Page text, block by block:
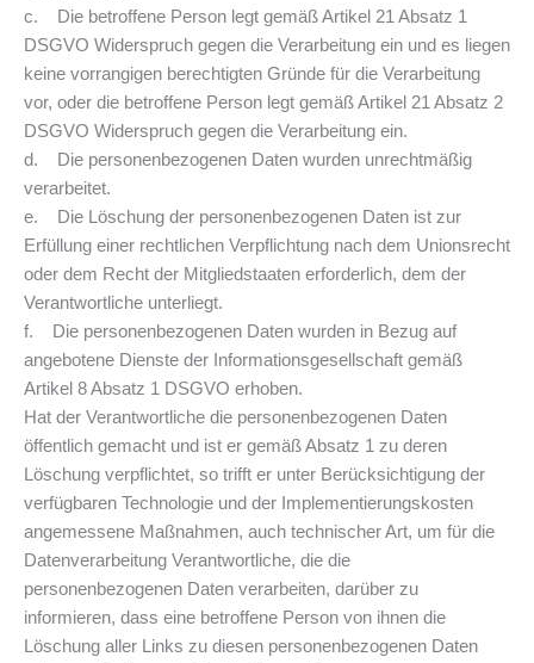
c. Die betroffene Person legt gemäß Artikel 21 Absatz 1
DSGVO Widerspruch gegen die Verarbeitung ein und es liegen
keine vorrangigen berechtigten Gründe für die Verarbeitung
vor, oder die betroffene Person legt gemäß Artikel 21 Absatz 2
DSGVO Widerspruch gegen die Verarbeitung ein.
d. Die personenbezogenen Daten wurden unrechtmäßig
verarbeitet.
e. Die Löschung der personenbezogenen Daten ist zur
Erfüllung einer rechtlichen Verpflichtung nach dem Unionsrecht
oder dem Recht der Mitgliedstaaten erforderlich, dem der
Verantwortliche unterliegt.
f. Die personenbezogenen Daten wurden in Bezug auf
angebotene Dienste der Informationsgesellschaft gemäß
Artikel 8 Absatz 1 DSGVO erhoben.
Hat der Verantwortliche die personenbezogenen Daten
öffentlich gemacht und ist er gemäß Absatz 1 zu deren
Löschung verpflichtet, so trifft er unter Berücksichtigung der
verfügbaren Technologie und der Implementierungskosten
angemessene Maßnahmen, auch technischer Art, um für die
Datenverarbeitung Verantwortliche, die die
personenbezogenen Daten verarbeiten, darüber zu
informieren, dass eine betroffene Person von ihnen die
Löschung aller Links zu diesen personenbezogenen Daten